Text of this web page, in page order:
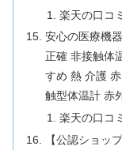
楽天の口コ
安心の医療機
正確 非接触体
すめ 熱 介護
触型体温計 赤
楽天の口コ
【公認ショッ